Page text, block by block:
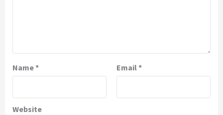
Name* Email*
Website